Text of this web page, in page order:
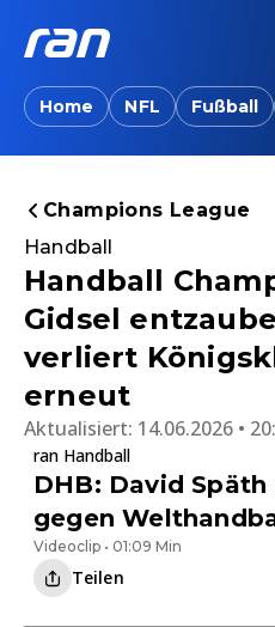
Home NFL Fußball
Champions League
Handball
Handball
Gidsel
verliert
erneut
Aktualisiert: 14.06.2026 •
ran Handball
DHB: David
gegen
Videoclip • 01:09 Min
Teilen